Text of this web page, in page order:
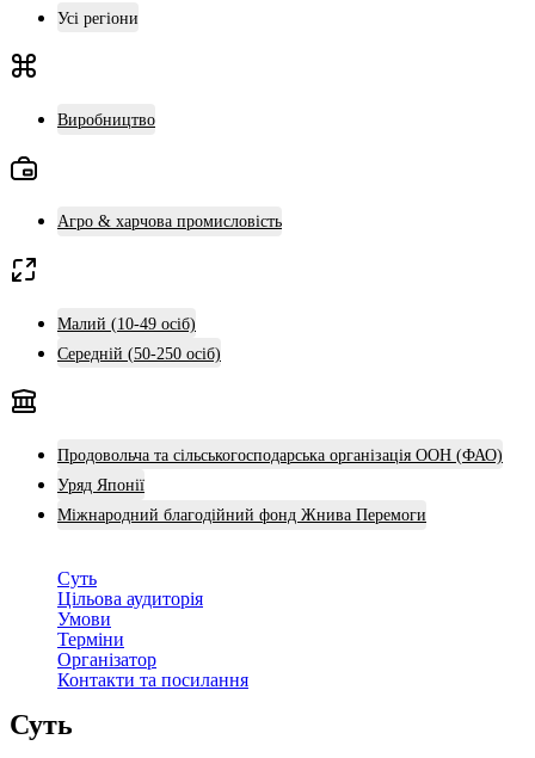
Усі регіони
Виробництво
Агро & харчова промисловість
Малий (10-49 осіб)
Середній (50-250 осіб)
Продовольча та сільськогосподарська організація ООН (ФАО)
Уряд Японії
Міжнародний благодійний фонд Жнива Перемоги
Суть
Цільова аудиторія
Умови
Терміни
Організатор
Контакти та посилання
Суть